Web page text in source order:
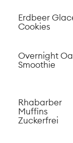
Erdbeer
Cookies
Overnight
Smoothie
Rhabarber
Muffins
Zuckerfrei